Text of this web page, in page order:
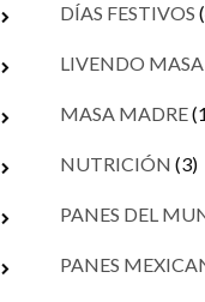
DÍAS FESTIVOS
LIVENDO
MASA MADRE
NUTRICIÓN (3)
PANES DEL
PANES